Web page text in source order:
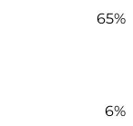
65%
6%